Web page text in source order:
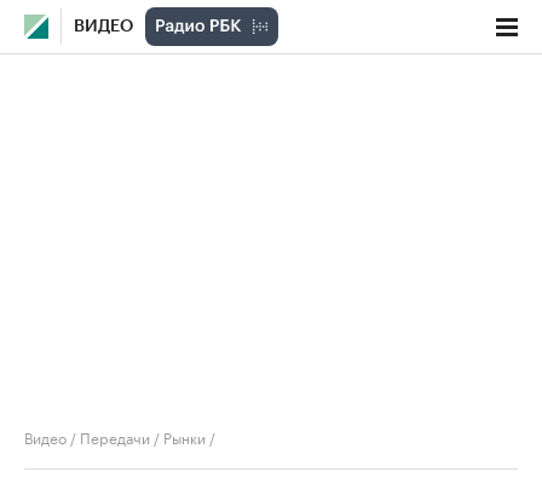
ВИДЕО
Видео / Передачи / Рынки /